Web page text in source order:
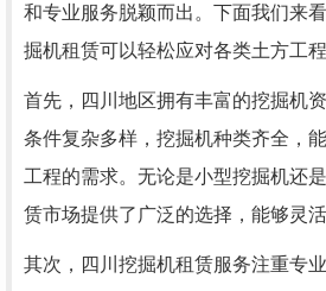
和专业服务脱颖而出。下面我们来
掘机租赁可以轻松应对各类土方工程
首先，四川地区拥有丰富的挖掘机
条件复杂多样，挖掘机种类齐全，
工程的需求。无论是小型挖掘机还
赁市场提供了广泛的选择，能够灵
其次，四川挖掘机租赁服务注重专